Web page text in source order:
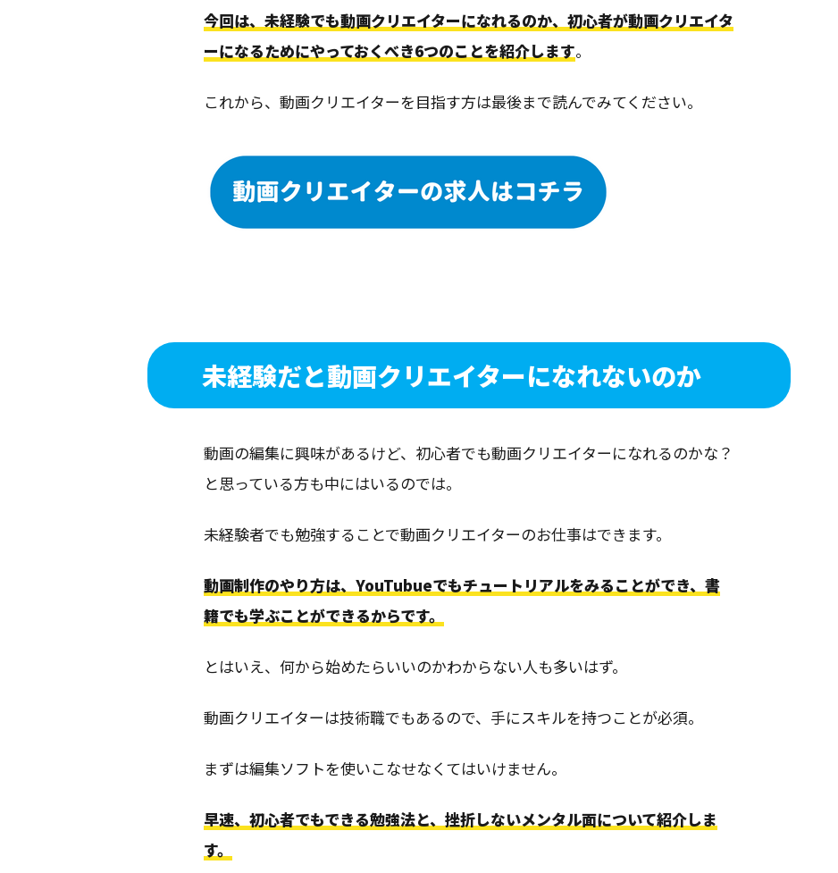
今回は、未経験でも動画クリエイターになれるのか、初心者が動画クリエイタ
ーになるためにやっておくべき6つのことを紹介します。
これから、動画クリエイターを目指す方は最後まで読んでみてください。
未経験だと動画クリエイターになれないのか
動画の編集に興味があるけど、初心者でも動画クリエイターになれるのかな？
と思っている方も中にはいるのでは。
未経験者でも勉強することで動画クリエイターのお仕事はできます。
動画制作のやり方は、YouTubueでもチュートリアルをみることができ、書
籍でも学ぶことができるからです。
とはいえ、何から始めたらいいのかわからない人も多いはず。
動画クリエイターは技術職でもあるので、手にスキルを持つことが必須。
まずは編集ソフトを使いこなせなくてはいけません。
早速、初心者でもできる勉強法と、挫折しないメンタル面について紹介しま
す。